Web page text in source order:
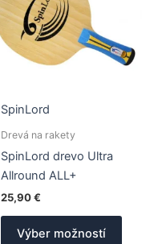
SpinLord
Drevá na rakety
SpinLord drevo Ultra
Allround ALL+
25,90€
Výber možností
Tento